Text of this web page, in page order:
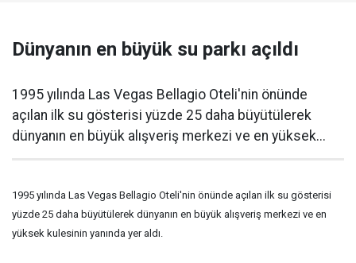
Dünyanın en büyük su parkı açıldı
1995 yılında Las Vegas Bellagio Oteli'nin önünde
açılan ilk su gösterisi yüzde 25 daha büyütülerek
dünyanın en büyük alışveriş merkezi ve en yüksek...
1995 yılında Las Vegas Bellagio Oteli'nin önünde açılan ilk su gösterisi
yüzde 25 daha büyütülerek dünyanın en büyük alışveriş merkezi ve en
yüksek kulesinin yanında yer aldı.